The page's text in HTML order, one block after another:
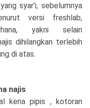
syar’i, sebelumnya
versi freshlab,
yakni selain
dihilangkan terlebih
di atas.
najis
kena pipis , kotoran